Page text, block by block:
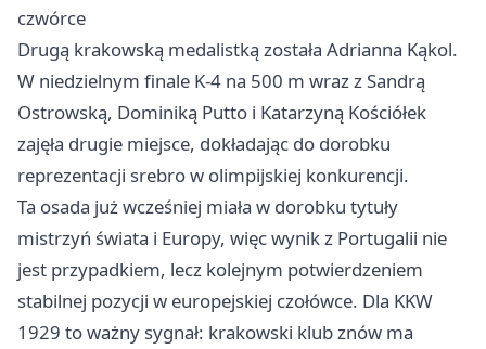
czwórce
Drugą krakowską medalistką została Adrianna Kąkol.
W niedzielnym finale K-4 na 500 m wraz z Sandrą
Ostrowską, Dominiką Putto i Katarzyną Kościółek
zajęła drugie miejsce, dokładając do dorobku
reprezentacji srebro w olimpijskiej konkurencji.
Ta osada już wcześniej miała w dorobku tytuły
mistrzyń świata i Europy, więc wynik z Portugalii nie
jest przypadkiem, lecz kolejnym potwierdzeniem
stabilnej pozycji w europejskiej czołówce. Dla KKW
1929 to ważny sygnał: krakowski klub znów ma